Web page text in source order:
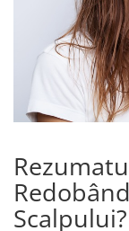
Cearceaf cu elastic
Cearceaf normal
Lenjerii De Pat
Lenjerii De Pat
Persoane
Lenjerii De Pat
Persoane
Lenjerii De Pat
Scalpului?